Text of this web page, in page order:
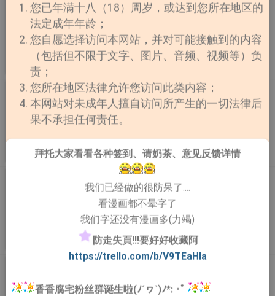
无法适应大学生活的瑛仁，在入学后便偷偷办了休学。
他在学校附近漫无目的地徘徊时，偶然认识了附近书店的
老闆志宪。 瑛仁喜欢上了这个彷彿是全世界唯一能理解
自己的志宪，并向他告白。 然而志宪却说若不能接受他
己的男友和别人交缠。」 不想失去志宪的瑛仁决定迎合
他的愿望，虽然痛苦，却也逐渐对这样的行为习以为常…
也许每天都会下雨
아마도 매일 비 平台：bomtoon. 供奉"富饶之神"的邪
教"妖天教"。 去那里进行潜入采访的记者"基俊"目睹了意
即，通过性关系向信徒们分发"丰饶"。 想要通过希赛得到
神的祝福的信徒们， 所有人都开始向他乱交... “我想我已
经进入了一个非常疯狂的地方。”
作者： 휘를,남동 更新至第50话
몰입하고 싶지 않아![단편집] 平台：ridibooks
作者：SIBI
妄想的边界
미혹의 경계 平台：bomtoon
您已年满十八（18）周岁，或达到您所在地区的
法定成年年龄；
您自愿选择访问本网站，并对可能接触到的内容
（包括但不限于文字、图片、音频、视频等）负
责；
您所在地区法律允许您访问此类内容；
本网站对未成年人擅自访问所产生的一切法律后
果不承担任何责任。
拜托大家看看各种签到、请奶茶、意见反馈详情
我们已经做的很防呆了....
看漫画都不晕字了
我们字还没有漫画多(力竭)
防走失頁!!!要好好收藏阿
https://trello.com/b/V9TEaHIa
香香腐宅粉丝群诞生啦(ﾉ´ヮ`)ﾉ*: ･ﾟ